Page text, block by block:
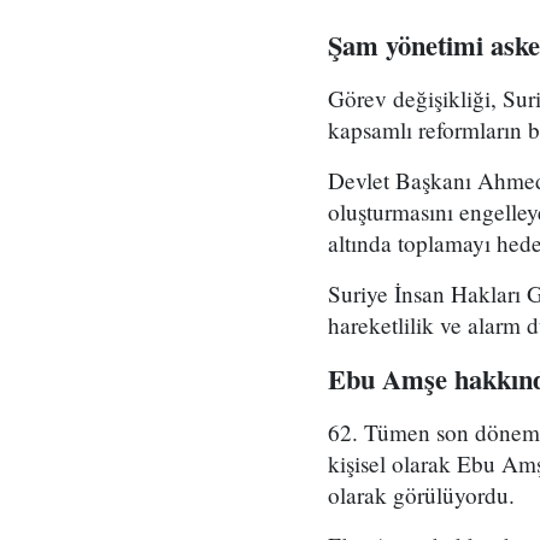
Şam yönetimi
Görev değişikliği,
kapsamlı reformların
Devlet Başkanı
oluşturmasını
altında toplamayı
Suriye İnsan Hakları
hareketlilik ve alarm
Ebu Amşe
62. Tümen son
kişisel olarak Ebu
olarak görülüyordu.